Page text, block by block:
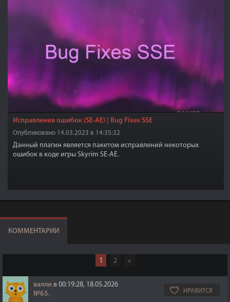
Исправления ошибок (SE-АЕ) | Bug Fixes SSE
Опубликовано 14.03.2023 в 14:35:32
Данный плагин является пакетом исправлений некоторых
ошибок в коде игры Skyrim SE-АЕ.
КОММЕНТАРИИ
1 2 »
валли в 00:19:28, 18.05.2026
№65, НРАВИТСЯ